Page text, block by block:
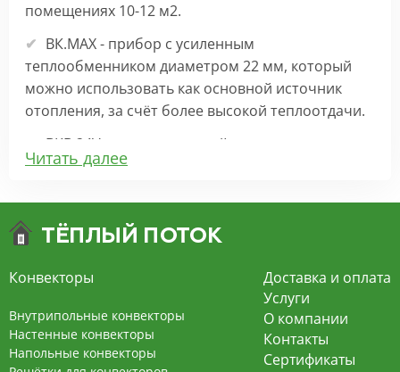
помещениях 10-12 м2.
ВК.МАХ - прибор с усиленным
теплообменником диаметром 22 мм, который
можно использовать как основной источник
отопления, за счёт более высокой теплоотдачи.
ВКВ 24V – внутрипольный конвектор
отопления с вентилятором на 24В подходит для
экономит электроэнергию и бесшумно работает.
конвекцией на 220В. За счет тангенциального
вентилятора создает принудительную
конвекцию, что позволяет обогревать
помещения большой площади.
Читать далее
Конвекторы
Внутрипольные конвекторы
Настенные конвекторы
Напольные конвекторы
Доставка и оплата
Услуги
О компании
Контакты
Сертификаты